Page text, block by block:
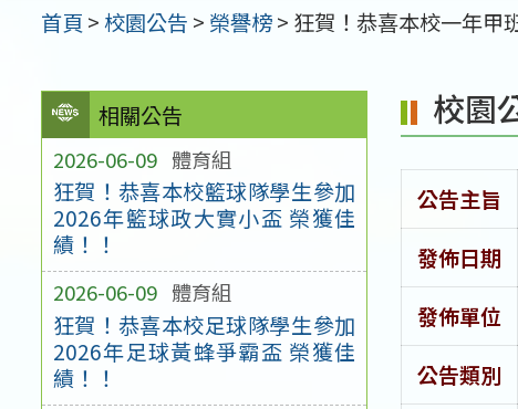
首頁 >校園公告 > 榮譽榜> 狂賀！恭喜本校一年甲
相關公告
2026-06-09 體育組
狂賀！恭喜本校籃球隊學生參加
2026年籃球政大實小盃 榮獲佳
績！！
2026-06-09 體育組
狂賀！恭喜本校足球隊學生參加
2026年足球黃蜂爭霸盃 榮獲佳
績！！
校園
公告主旨
發佈日期
發佈單位
公告類別